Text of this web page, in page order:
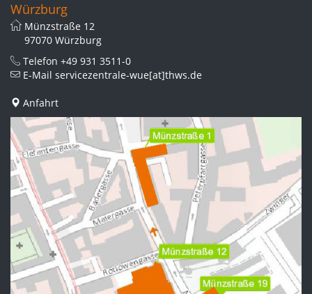
Würzburg
Münzstraße 12
97070 Würzburg
Telefon +49 931 3511-0
E-Mail servicezentrale-wue[at]thws.de
Anfahrt